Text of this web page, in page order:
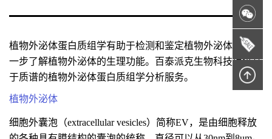
植物外泌体蛋白质组学有助于检测和鉴定植物外泌体以及进
一步了解植物外泌体的生理功能。百泰派克生物科技提供基
于质谱的植物外泌体蛋白质组学分析服务。
植物外泌体
细胞外囊泡（extracellular vesicles）简称EV，是由细胞释放